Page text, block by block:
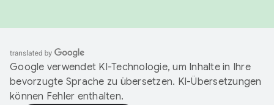
Google verwendet KI-Technologie, um Inhalte in Ihre
bevorzugte Sprache zu übersetzen. KI-Übersetzungen
können Fehler enthalten.